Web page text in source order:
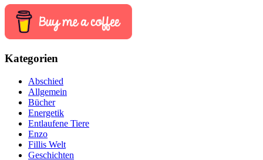
Kategorien
Abschied
Allgemein
Bücher
Energetik
Entlaufene Tiere
Enzo
Fillis Welt
Geschichten